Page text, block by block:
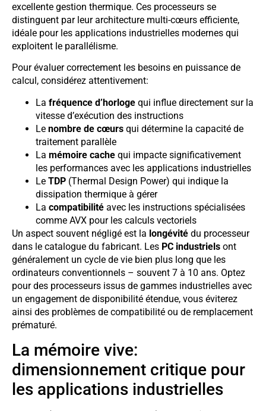
excellente gestion thermique. Ces processeurs se
distinguent par leur architecture multi-cœurs efficiente,
idéale pour les applications industrielles modernes qui
exploitent le parallélisme.
Pour évaluer correctement les besoins en puissance de
calcul, considérez attentivement:
La fréquence d’horloge qui influe directement sur la
vitesse d’exécution des instructions
Le nombre de cœurs qui détermine la capacité de
traitement parallèle
La mémoire cache qui impacte significativement
les performances avec les applications industrielles
Le TDP (Thermal Design Power) qui indique la
dissipation thermique à gérer
La compatibilité avec les instructions spécialisées
comme AVX pour les calculs vectoriels
Un aspect souvent négligé est la longévité du processeur
dans le catalogue du fabricant. Les PC industriels ont
généralement un cycle de vie bien plus long que les
ordinateurs conventionnels – souvent 7 à 10 ans. Optez
pour des processeurs issus de gammes industrielles avec
un engagement de disponibilité étendue, vous éviterez
ainsi des problèmes de compatibilité ou de remplacement
prématuré.
La mémoire vive:
dimensionnement critique pour
les applications industrielles